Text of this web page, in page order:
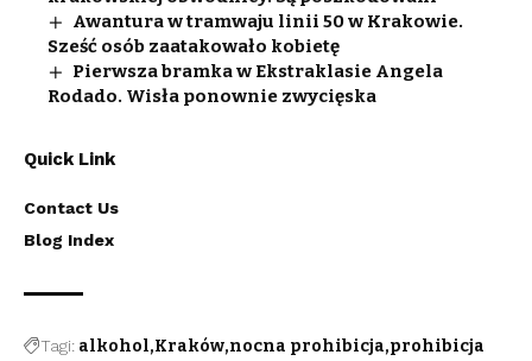
Awantura w tramwaju linii 50 w Krakowie.
Sześć osób zaatakowało kobietę
Pierwsza bramka w Ekstraklasie Angela
Rodado. Wisła ponownie zwycięska
Quick Link
Contact Us
Blog Index
Tagi: alkohol Kraków nocna prohibicja prohibicja